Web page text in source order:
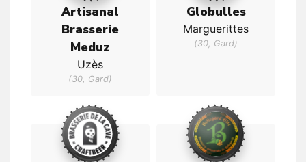
Artisanal
Brasserie
Meduz
Uzès
(30, Gard)
Globulles
Marguerittes
(30, Gard)